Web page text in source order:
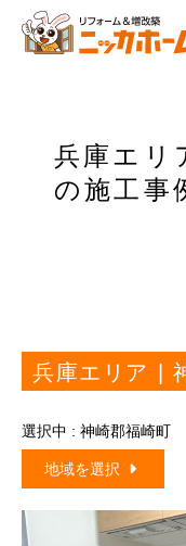
兵庫エリ
の施工事
兵庫エリア |
選択中 : 神崎郡福崎町
地域を選択